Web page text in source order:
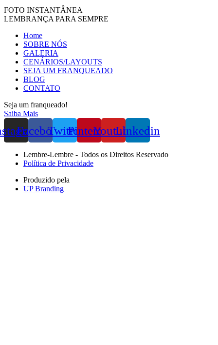
FOTO INSTANTÂNEA
LEMBRANÇA PARA SEMPRE
Home
SOBRE NÓS
GALERIA
CENÁRIOS/LAYOUTS
SEJA UM FRANQUEADO
BLOG
CONTATO
Seja um franqueado!
Saiba Mais
FacebookTwitterPinterestYoutubeLinkedin
Lembre-Lembre - Todos os Direitos Reservado
Política de Privacidade
Produzido pela
UP Branding